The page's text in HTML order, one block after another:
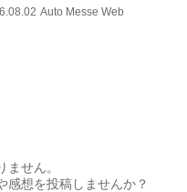
Auto Messe Web
せん。
感想を投稿しませんか？